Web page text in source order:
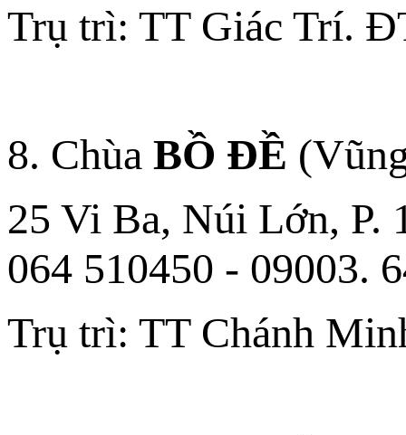
Trụ trì: TT Giác Trí.
8. Chùa BỒ ÐỀ
25 Vi Ba, Núi Lớn, P.
064 510450 - 09003.
Trụ trì: TT Chánh